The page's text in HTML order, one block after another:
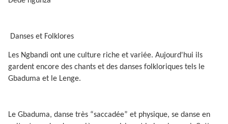
Danses et Folklores
Les Ngbandi ont une culture riche et variée. Aujourd'hui ils
gardent encore des chants et des danses folkloriques tels le
Gbaduma et le Lenge.
Le Gbaduma, danse très “saccadée” et physique, se danse en